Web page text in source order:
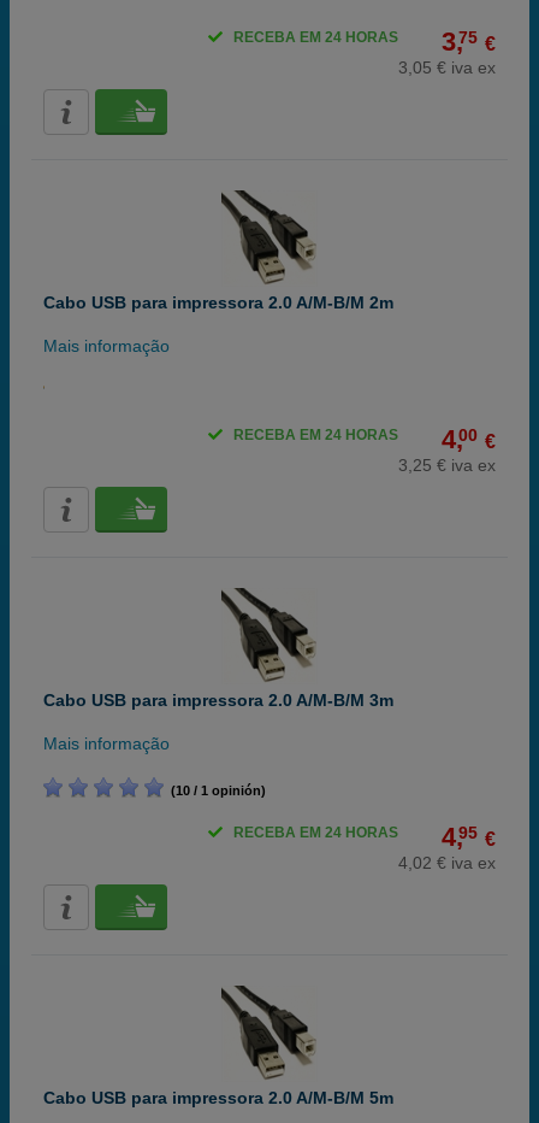
3,75 €
3,05 € iva ex
RECEBA EM 24 HORAS
Cabo USB para impressora 2.0 A/M-B/M 2m
Mais informação
4,00 €
3,25 € iva ex
RECEBA EM 24 HORAS
Cabo USB para impressora 2.0 A/M-B/M 3m
Mais informação
(10 / 1 opinión)
4,95 €
4,02 € iva ex
RECEBA EM 24 HORAS
Cabo USB para impressora 2.0 A/M-B/M 5m